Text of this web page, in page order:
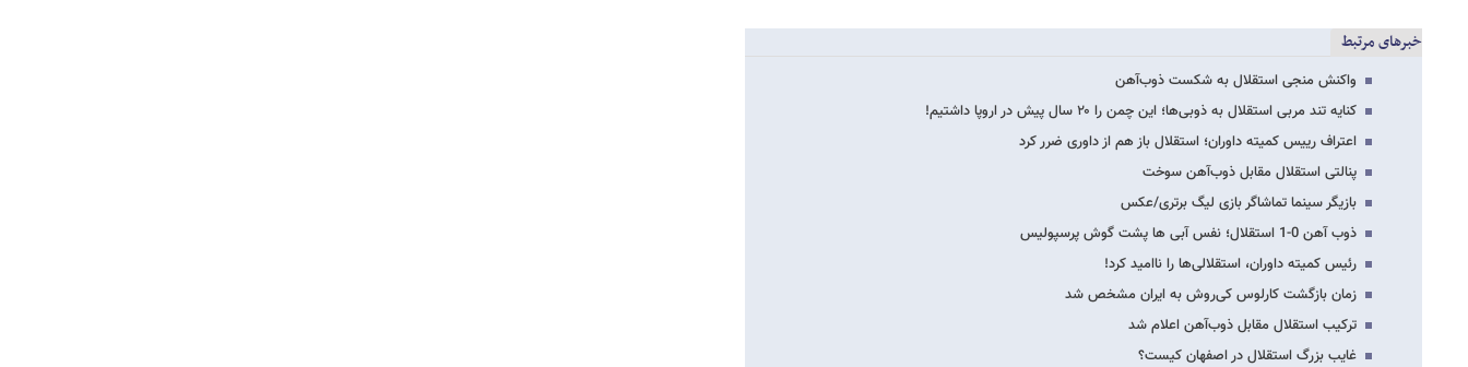
خبرهای مرتبط
واکنش منجی استقلال به شکست ذوب‌آهن
کنایه تند مربی استقلال به ذوبی‌ها؛ این چمن را ۲۰ سال پیش در اروپا داشتیم!
اعتراف رییس کمیته داوران؛ استقلال باز هم از داوری ضرر کرد
پنالتی استقلال مقابل ذوب‌آهن سوخت
بازیگر سینما تماشاگر بازی لیگ برتری/عکس
ذوب آهن 0-1 استقلال؛ نفس آبی ها پشت گوش پرسپولیس
رئیس کمیته داوران، استقلالی‌ها را ناامید کرد!
زمان بازگشت کارلوس کی‌روش به ایران مشخص شد
ترکیب استقلال مقابل ذوب‌آهن اعلام شد
غایب بزرگ استقلال در اصفهان کیست؟